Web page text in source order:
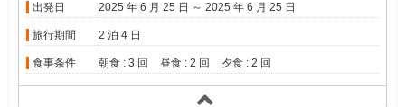
出発日 2025 年 6 月 25 日 ～ 2025 年 6 月 25 日
旅行期間 2 泊 4 日
食事条件 朝食 : 3 回 昼食 : 2 回 夕食 : 2 回